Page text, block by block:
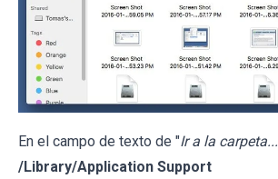
En el campo de texto de "Ir a la carpeta...
/Library/Application Support